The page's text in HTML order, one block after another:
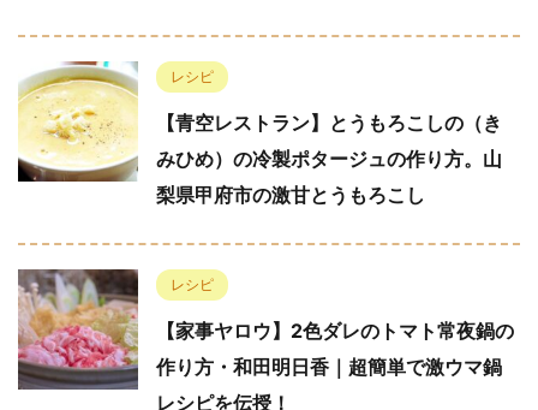
レシピ
【青空レストラン】とうもろこしの（き
みひめ）の冷製ポタージュの作り方。山
梨県甲府市の激甘とうもろこし
レシピ
【家事ヤロウ】2色ダレのトマト常夜鍋の
作り方・和田明日香｜超簡単で激ウマ鍋
レシピを伝授！